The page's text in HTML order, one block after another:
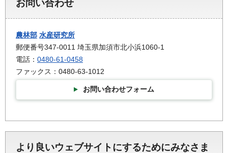
お問い合わせ
農林部 水産研究所
郵便番号347-0011 埼玉県加須市北小浜1060-1
電話： 0480-61-0458
ファックス：0480-63-1012
お問い合わせフォーム
より良いウェブサイトにするためにみなさま